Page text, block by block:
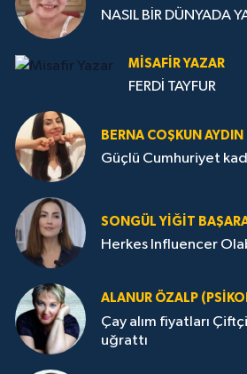
NASIL BİR DÜNYADA
MISAFIR YAZAR
FERDİ TAYFUR
BERNA COŞKUN AYDIN
Güçlü Cumhuriyet
SONGÜL YIĞIT
Herkes Influencer
ALANUR ÖZALP
Çay alım fiyatları
uğrattı